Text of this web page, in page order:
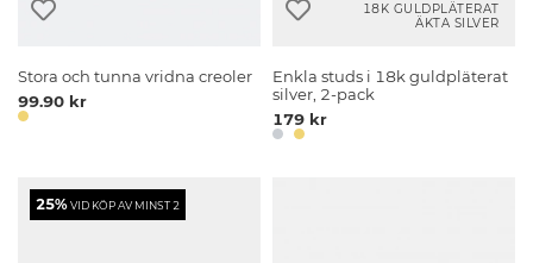
Stora och tunna vridna creoler
99.90 kr
18K GULDPLÄTERAT
ÄKTA SILVER
Enkla studs i 18k guldpläterat
silver, 2-pack
179 kr
25%VID KÖP AV MINST 2